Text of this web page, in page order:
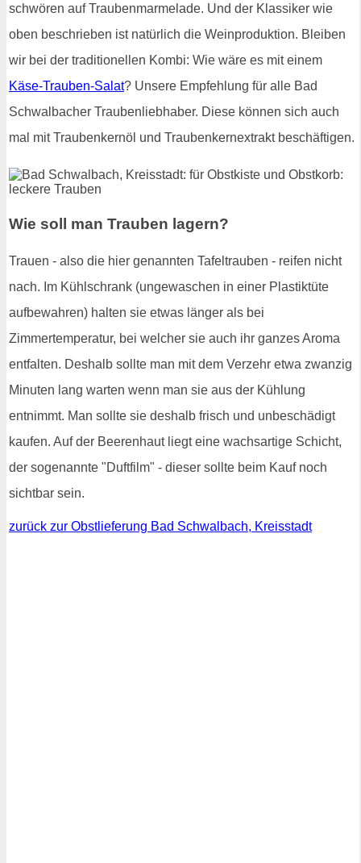
schwören auf Traubenmarmelade. Und der Klassiker wie
oben beschrieben ist natürlich die Weinproduktion. Bleiben
wir bei der traditionellen Kombi: Wie wäre es mit einem
Käse-Trauben-Salat? Unsere Empfehlung für alle Bad
Schwalbacher Traubenliebhaber. Diese können sich auch
mal mit Traubenkernöl und Traubenkernextrakt beschäftigen.
Wie soll man Trauben lagern?
Trauen - also die hier genannten Tafeltrauben - reifen nicht
nach. Im Kühlschrank (ungewaschen in einer Plastiktüte
aufbewahren) halten sie etwas länger als bei
Zimmertemperatur, bei welcher sie auch ihr ganzes Aroma
entfalten. Deshalb sollte man mit dem Verzehr etwa zwanzig
Minuten lang warten wenn man sie aus der Kühlung
entnimmt. Man sollte sie deshalb frisch und unbeschädigt
kaufen. Auf der Beerenhaut liegt eine wachsartige Schicht,
der sogenannte "Duftfilm" - dieser sollte beim Kauf noch
sichtbar sein.
zurück zur Obstlieferung Bad Schwalbach, Kreisstadt